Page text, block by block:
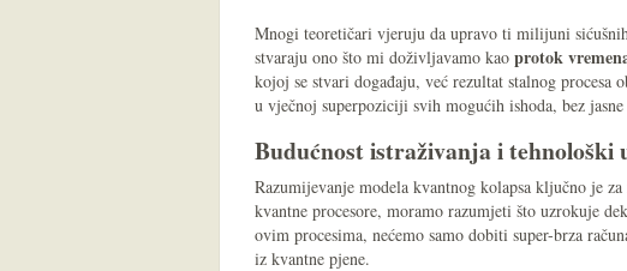
Mnogi teoretičari vjeruju da upravo ti milijuni
stvaraju ono što mi doživljavamo kao protok
kojoj se stvari događaju, već rezultat stalnog procesa
u vječnoj superpoziciji svih mogućih ishoda, bez
Budućnost istraživanja i tehnološki
Razumijevanje modela kvantnog kolapsa ključno je
kvantne procesore, moramo razumjeti što uzrokuje
ovim procesima, nećemo samo dobiti super-brza
iz kvantne pjene.